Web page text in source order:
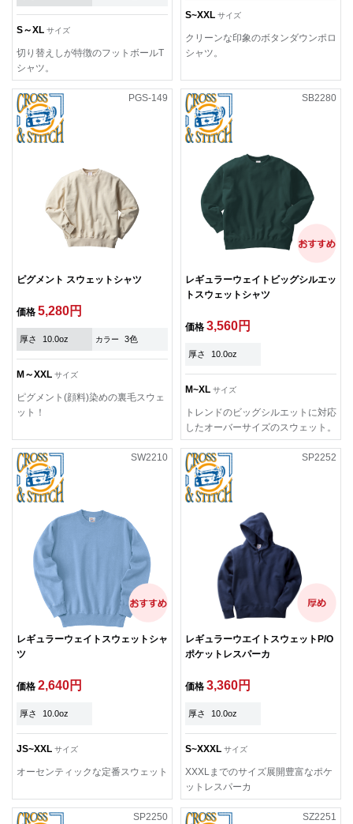
S～XL サイズ
切り替えしが特徴のフットボールT
シャツ。
S~XXL サイズ
クリーンな印象のボタンダウンポロ
シャツ。
PGS-149
ピグメント スウェットシャツ
価格 5,280円
厚さ 10.0oz カラー 3色
M～XXL サイズ
ピグメント(顔料)染めの裏毛スウェ
ット！
SB2280
レギュラーウェイトビッグシルエッ
トスウェットシャツ
価格 3,560円
厚さ 10.0oz
M~XL サイズ
トレンドのビッグシルエットに対応
したオーバーサイズのスウェット。
SW2210
レギュラーウェイトスウェットシャ
ツ
価格 2,640円
厚さ 10.0oz
JS~XXL サイズ
オーセンティックな定番スウェット
SP2252
レギュラーウエイトスウェットP/O
ポケットレスパーカ
価格 3,360円
厚さ 10.0oz
S~XXXL サイズ
XXXLまでのサイズ展開豊富なポケ
ットレスパーカ
SP2250 SZ2251